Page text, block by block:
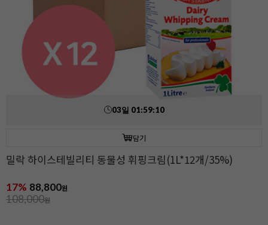
03일 01:59:09
담기
밀락 하이스테빌리티 동물성 휘핑크림(1L*12개/35%)
17% 88,800원
108,000원